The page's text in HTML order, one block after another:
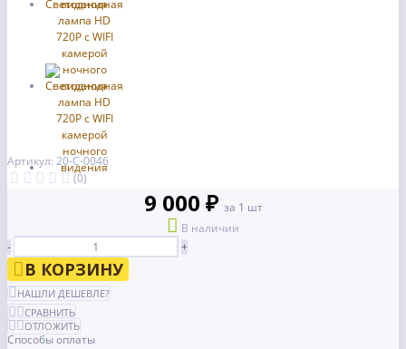
Артикул: 20-С-0046
(0)
9 000 ₽ за 1 шт
В наличии
-
+
В КОРЗИНУ
НАШЛИ ДЕШЕВЛЕ?
СРАВНИТЬ
ОТЛОЖИТЬ
Способы оплаты